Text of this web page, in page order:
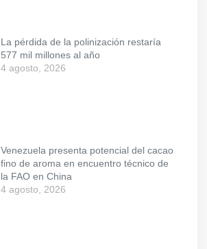
La pérdida de la polinización restaría
577 mil millones al año
4 agosto, 2026
Venezuela presenta potencial del cacao
fino de aroma en encuentro técnico de
la FAO en China
4 agosto, 2026